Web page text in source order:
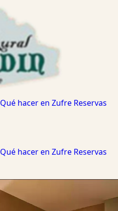
Qué hacer en Zufre Reservas
Qué hacer en Zufre Reservas